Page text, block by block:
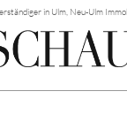
in Ulm, Neu-Ulm